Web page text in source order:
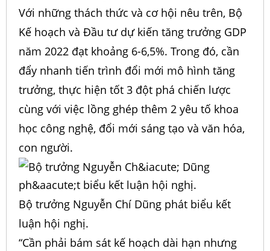
Với những thách thức và cơ hội nêu trên, Bộ
Kế hoạch và Đầu tư dự kiến tăng trưởng GDP
năm 2022 đạt khoảng 6-6,5%. Trong đó, cần
đẩy nhanh tiến trình đổi mới mô hình tăng
trưởng, thực hiện tốt 3 đột phá chiến lược
cùng với việc lồng ghép thêm 2 yêu tố khoa
học công nghệ, đổi mới sáng tạo và văn hóa,
con người.
Bộ trưởng Nguyễn Chí Dũng phát biểu kết
luận hội nghị.
“Cần phải bám sát kế hoạch dài hạn nhưng